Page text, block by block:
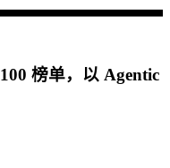
榜单，以 Agentic